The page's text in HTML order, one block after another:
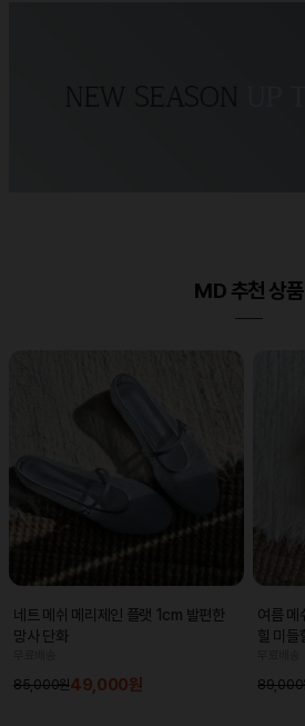
MD 추천 상품
네트 메쉬 메리제인 플랫 1cm 발편한
망사 단화
85,000원49,000원
여름 메
힐 미들
89,000